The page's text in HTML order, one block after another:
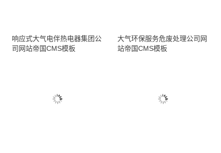
响应式大气电伴热电器集团公
司网站帝国CMS模板
大气环保服务危废处理公司网
站帝国CMS模板